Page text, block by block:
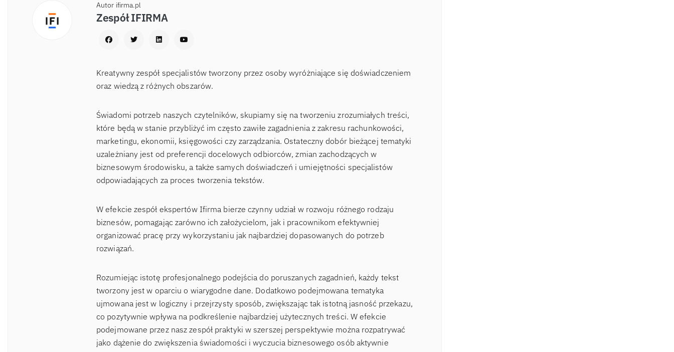
Autor ifirma.pl
Zespół IFIRMA
Kreatywny zespół specjalistów tworzony przez osoby wyróżniające się doświadczeniem
oraz wiedzą z różnych obszarów.
Świadomi potrzeb naszych czytelników, skupiamy się na tworzeniu zrozumiałych treści,
które będą w stanie przybliżyć im często zawiłe zagadnienia z zakresu rachunkowości,
marketingu, ekonomii, księgowości czy zarządzania. Ostateczny dobór bieżącej tematyki
uzależniany jest od preferencji docelowych odbiorców, zmian zachodzących w
biznesowym środowisku, a także samych doświadczeń i umiejętności specjalistów
odpowiadających za proces tworzenia tekstów.
W efekcie zespół ekspertów Ifirma bierze czynny udział w rozwoju różnego rodzaju
biznesów, pomagając zarówno ich założycielom, jak i pracownikom efektywniej
organizować pracę przy wykorzystaniu jak najbardziej dopasowanych do potrzeb
rozwiązań.
Rozumiejąc istotę profesjonalnego podejścia do poruszanych zagadnień, każdy tekst
tworzony jest w oparciu o wiarygodne dane. Dodatkowo podejmowana tematyka
ujmowana jest w logiczny i przejrzysty sposób, zwiększając tak istotną jasność przekazu,
co pozytywnie wpływa na podkreślenie najbardziej użytecznych treści. W efekcie
podejmowane przez nasz zespół praktyki w szerszej perspektywie można rozpatrywać
jako dążenie do zwiększenia świadomości i wyczucia biznesowego osób aktywnie